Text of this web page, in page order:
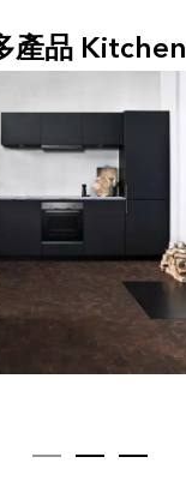
產品 Kitchen